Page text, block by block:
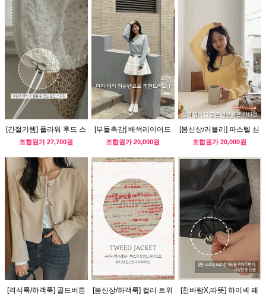
[간절기템] 플라워 후드 스
트링 바람막이
조합원가27,700원
[부들촉감] 배색레이어드
심플 가디건
조합원가20,000원
[봄신상/러블리] 파스텔 심
플 가디건
조합원가20,000원
[격식룩/하객룩] 골드버튼
[봄신상/하객룩] 컬러 트위
[찬바람X,따뜻] 하이넥 패